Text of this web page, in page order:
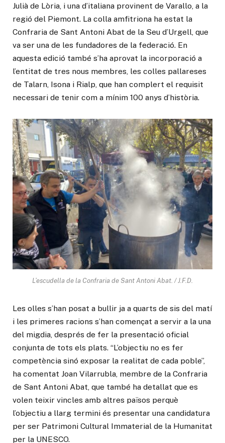
Julià de Lòria, i una d’italiana provinent de Varallo, a la
regió del Piemont. La colla amfitriona ha estat la
Confraria de Sant Antoni Abat de la Seu d’Urgell, que
va ser una de les fundadores de la federació. En
aquesta edició també s’ha aprovat la incorporació a
l’entitat de tres nous membres, les colles pallareses
de Talarn, Isona i Rialp, que han complert el requisit
necessari de tenir com a mínim 100 anys d’història.
L’escudella de la Confraria de Sant Antoni Abat. / J.F.D.
Les olles s’han posat a bullir ja a quarts de sis del matí
i les primeres racions s’han començat a servir a la una
del migdia, després de fer la presentació oficial
conjunta de tots els plats. “L’objectiu no es fer
competència sinó exposar la realitat de cada poble”,
ha comentat Joan Vilarrubla, membre de la Confraria
de Sant Antoni Abat, que també ha detallat que es
volen teixir vincles amb altres països perquè
l’objectiu a llarg termini és presentar una candidatura
per ser Patrimoni Cultural Immaterial de la Humanitat
per la UNESCO.